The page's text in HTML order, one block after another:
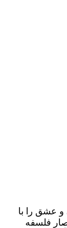
عشق را با
فلسفه